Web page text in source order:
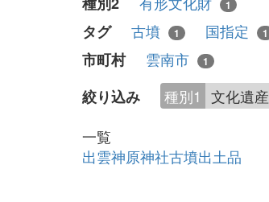
1
タグ 古墳 1 国指定 1
市町村 雲南市 1
絞り込み 種別1 文化遺産
一覧
出雲神原神社古墳出土品